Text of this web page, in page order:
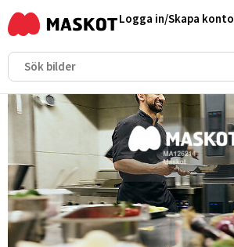
Logga in/Skapa konto